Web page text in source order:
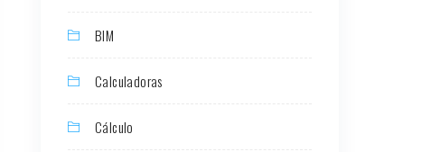
BIM
Calculadoras
Cálculo